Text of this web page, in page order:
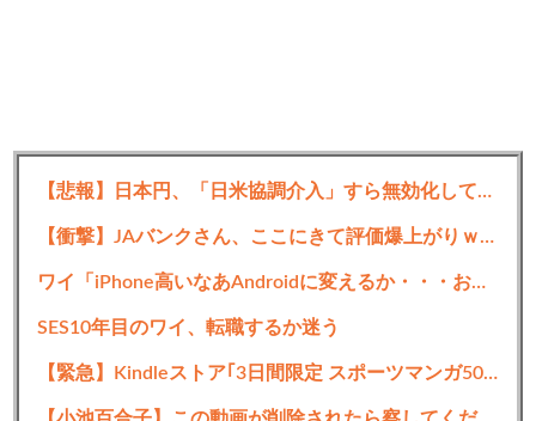
【悲報】日本円、「日米協調介入」すら無効化してしまう
【衝撃】JAバンクさん、ここにきて評価爆上がりｗｗｗｗｗｗｗｗｗ
ワイ「iPhone高いなあAndroidに変えるか・・・おっこれええやん！」→iPhoneより高い
SES10年目のワイ、転職するか迷う
【緊急】Kindleストア｢3日間限定 スポーツマンガ50%ポイント還元｣と｢まとめ買いキャンペーン2週目｣を開始 ｢リアル｣や｢ひゃくえむ｡｣など